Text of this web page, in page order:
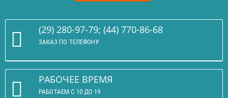
(29) 280-97-79; (44) 770-86-68
ЗАКАЗ ПО ТЕЛЕФОНУ
РАБОЧЕЕ ВРЕМЯ
РАБОТАЕМ С 10 ДО 19